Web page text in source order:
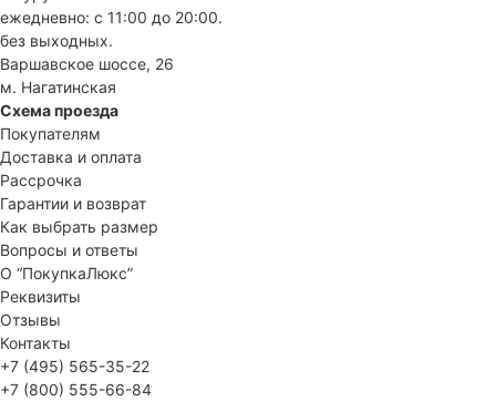
ежедневно: с 11:00 до 20:00.
без выходных.
Варшавское шоссе, 26
м. Нагатинская
Схема проезда
Покупателям
Доставка и оплата
Рассрочка
Гарантии и возврат
Как выбрать размер
Вопросы и ответы
О “ПокупкаЛюкс”
Реквизиты
Отзывы
Контакты
+7 (495) 565-35-22
+7 (800) 555-66-84